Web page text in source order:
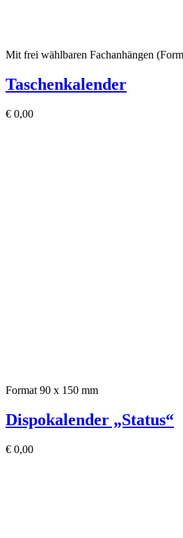
Mit frei wählbaren Fachanhängen
Taschenkalender
€ 0,00
Format 90 x 150 mm
Dispokalender „Status“
€ 0,00